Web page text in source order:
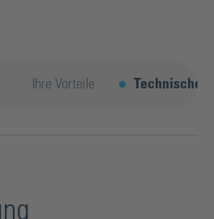
Ihre Vorteile Technische